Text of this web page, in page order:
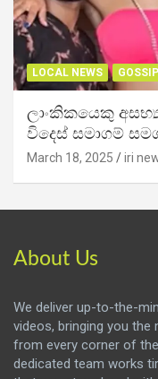
LOCAL NEWS GOSSIP
ලාංකිකයෙකු
විදෙස් සමාගම්
March 18, 2025 iri
About Us
We deliver up-to-the-
videos, bringing you
from every corner of
dedicated team works